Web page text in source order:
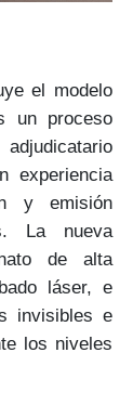
el modelo
un proceso
experiencia
y emisión
La nueva
de alta
láser, e
invisibles e
los niveles